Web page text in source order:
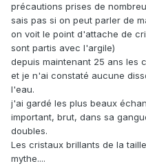
précautions prises de
sais pas si on peut parler de
on voit le point d'attache de
sont partis avec l'argile)
depuis maintenant 25 ans les
et je n'ai constaté aucune
l'eau.
j'ai gardé les plus beaux
important, brut, dans sa
doubles.
Les cristaux brillants de la
mythe....